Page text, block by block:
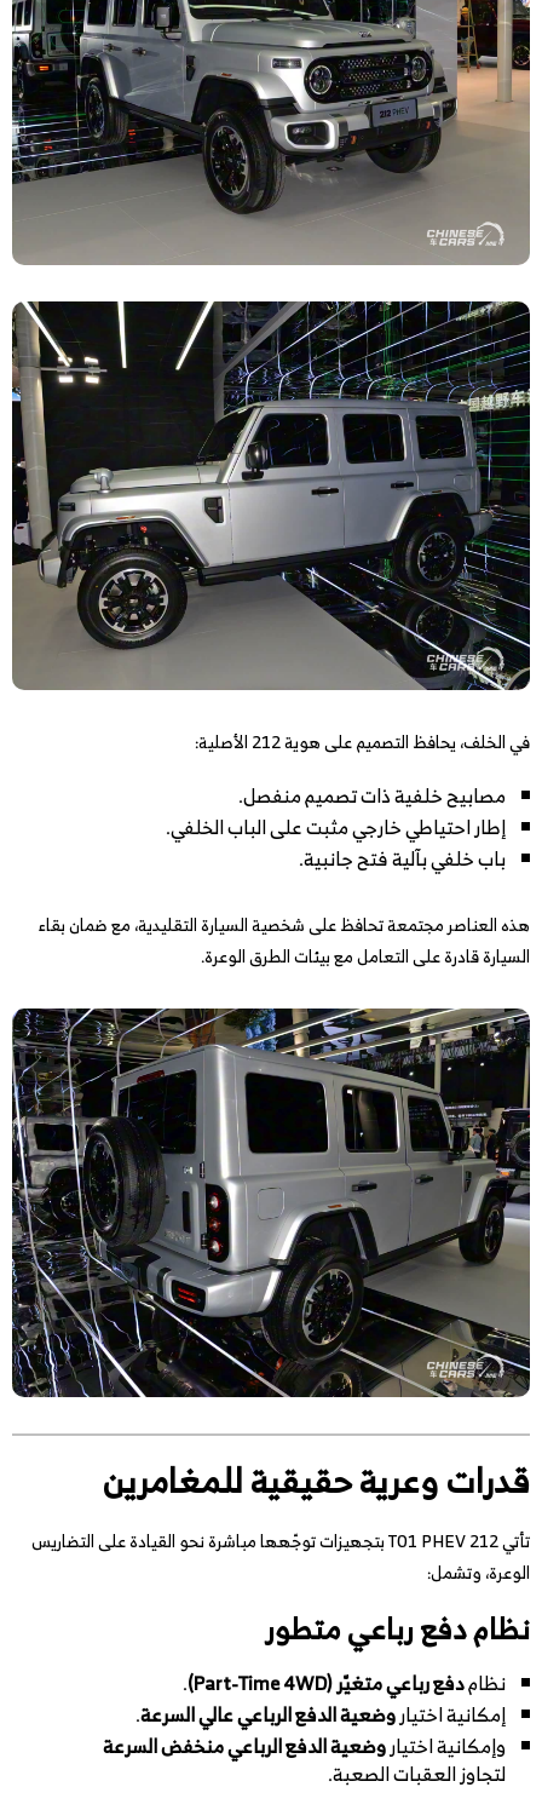
في الخلف، يحافظ التصميم على هوية 212 الأصلية:
مصابيح خلفية ذات تصميم منفصل.
إطار احتياطي خارجي مثبت على الباب الخلفي.
باب خلفي بآلية فتح جانبية.
هذه العناصر مجتمعة تحافظ على شخصية السيارة التقليدية، مع ضمان بقاء
السيارة قادرة على التعامل مع بيئات الطرق الوعرة.
قدرات وعرية حقيقية للمغامرين
تأتي 212 T01 PHEV بتجهيزات توجّهها مباشرة نحو القيادة على التضاريس
الوعرة، وتشمل:
نظام دفع رباعي متطور
نظامدفع رباعي متغيّر (Part-Time 4WD)
.
إمكانية اختياروضعية الدفع الرباعي عالي السرعة.
وإمكانية اختياروضعية الدفع الرباعي منخفض السرعة
لتجاوز العقبات الصعبة.